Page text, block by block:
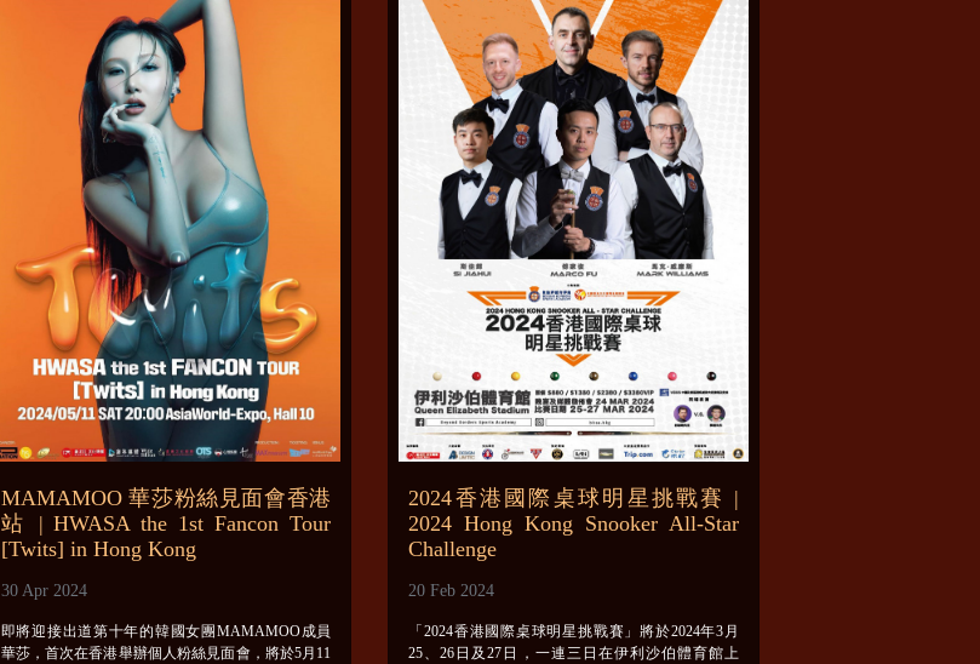
MAMAMOO 華莎粉絲見面會香港
站 | HWASA the 1st Fancon Tour
[Twits] in Hong Kong
30 Apr 2024
即將迎接出道第十年的韓國女團MAMAMOO成員
華莎，首次在香港舉辦個人粉絲見面會，將於5月11
2024香港國際桌球明星挑戰賽 |
2024 Hong Kong Snooker All-Star
Challenge
20 Feb 2024
「2024香港國際桌球明星挑戰賽」將於2024年3月
25、26日及27日，一連三日在伊利沙伯體育館上